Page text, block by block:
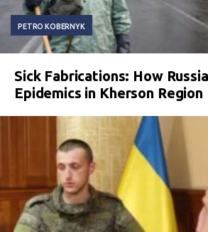
PETRO KOBERNYK
Sick Fabrications: How
Epidemics in Kherson Region